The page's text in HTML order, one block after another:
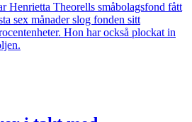
Henrietta Theorells småbolagsfond fått
sex månader slog fonden sitt
Hon har också plockat in